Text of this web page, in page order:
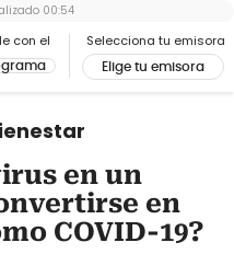
con el Selecciona tu emisora
Elige tu emisora
00:54
en un
en
COVID-19?